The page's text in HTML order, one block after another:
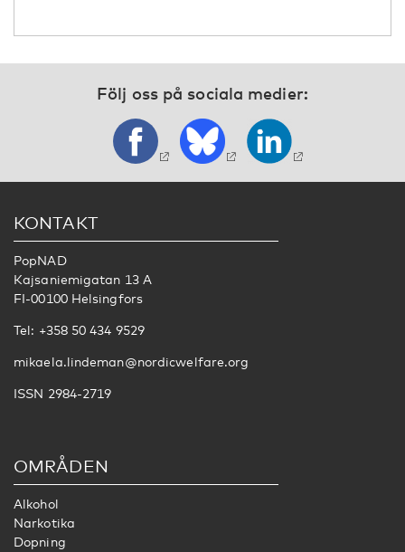
Följ oss på sociala medier:
KONTAKT
PopNAD
Kajsaniemigatan 13 A
FI-00100 Helsingfors
Tel: +358 50 434 9529
mikaela.lindeman@nordicwelfare.org
ISSN 2984-2719
OMRÅDEN
Alkohol
Narkotika
Dopning